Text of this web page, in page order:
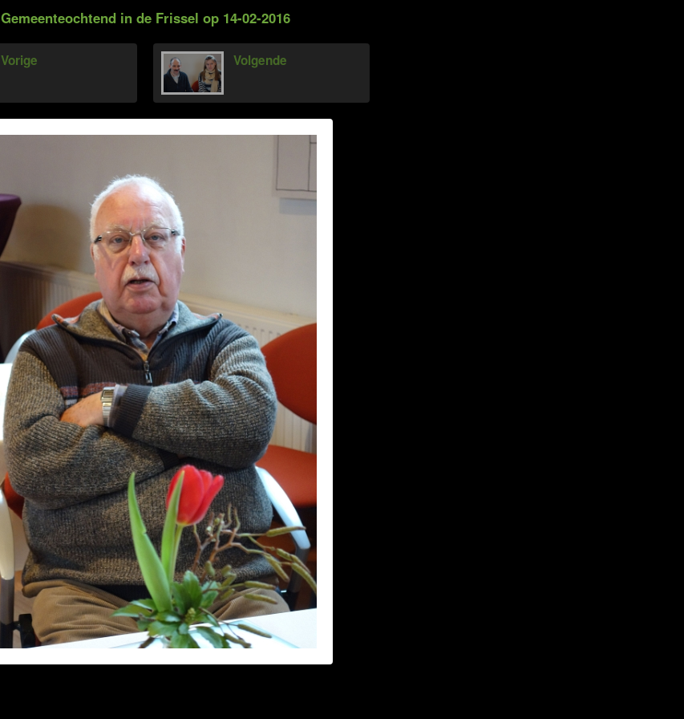
Gemeenteochtend in de Frissel op 14-02-2016
Vorige Volgende